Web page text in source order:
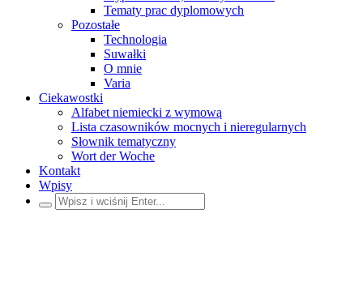
Tematy prac dyplomowych
Pozostałe
Technologia
Suwałki
O mnie
Varia
Ciekawostki
Alfabet niemiecki z wymową
Lista czasowników mocnych i nieregularnych
Słownik tematyczny
Wort der Woche
Kontakt
Wpisy